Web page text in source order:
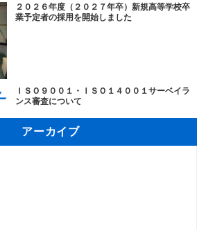
２０２６年度（２０２７年卒）新規高等学校卒
業予定者の採用を開始しました
ＩＳＯ９００１・ＩＳＯ１４００１サーベイラ
ンス審査について
アーカイブ